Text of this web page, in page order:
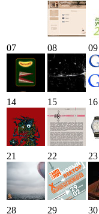
07 08 09
14 15 16
21 22 23
28 29 30